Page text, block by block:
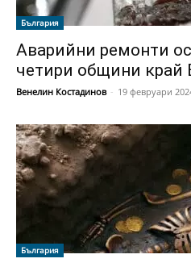
България
Аварийни ремонти
четири общини край
Венелин Костадинов - 19 февруари
България